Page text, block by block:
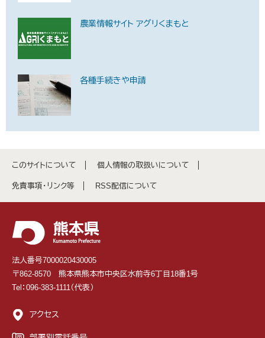
農業情報サイト アグリくまもと
各種手続きや申請
このサイトについて 個人情報の取扱いについて
免責事項・リンク等 RSS配信について
法人番号7000020430005
〒862-8570 熊本県熊本市中央区水前寺6丁目18番1号
Tel：096-383-1111（代表）
アクセス